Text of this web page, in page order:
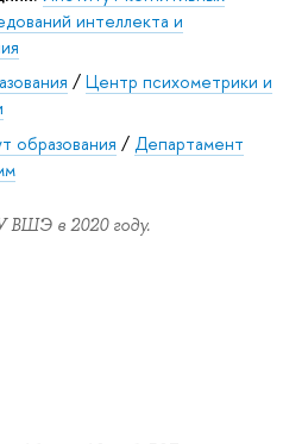
интеллекта и
/ Центр психометрики и
образования / Департамент
в 2020 году.